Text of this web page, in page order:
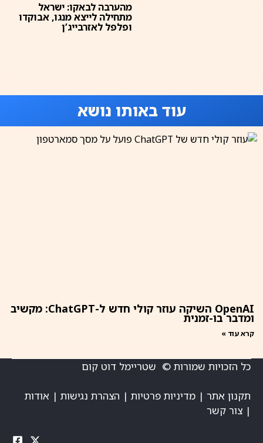
מהערבה לבאקו: ישראל
מתחילה לייצא מנגו, אבוקדו
ופלפל לאזרבייג’ן
עוד באותו נושא
OpenAI השיקה עוזר קולי חדש ל-ChatGPT: מקשיב
ומדבר בו-זמנית
קרא עוד »
כל הזכויות שמורות © שטריימל דוט קום
תקנון אתר |מדיניות פרטיות | הצהרת נגישות | אודות
|צור קשר